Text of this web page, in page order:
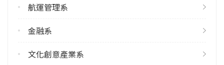
學系電話
高雄市楠梓區海專路142號
航運管理系
金融系
文化創意產業系